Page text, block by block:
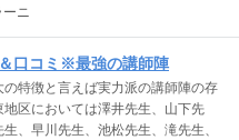
ニ
口コミ※最強の講師陣
の特徴と言えば実力派の講師陣の存
区においては澤井先生、山下先
、早川先生、池松先生、滝先生、